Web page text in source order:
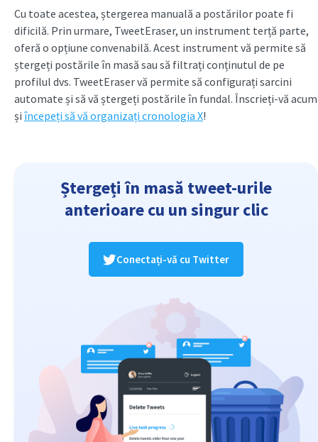
Cu toate acestea, ștergerea manuală a postărilor poate fi
dificilă. Prin urmare, TweetEraser, un instrument terță parte,
oferă o opțiune convenabilă. Acest instrument vă permite să
ștergeți postările în masă sau să filtrați conținutul de pe
profilul dvs. TweetEraser vă permite să configurați sarcini
automate și să vă ștergeți postările în fundal. Înscrieți-vă acum
și începeți să vă organizați cronologia X!
Ștergeți în masă tweet-urile
anterioare cu un singur clic
Conectați-vă cu Twitter